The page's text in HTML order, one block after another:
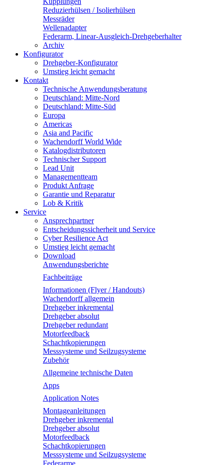
Reduzierhülsen / Isolierhülsen
Messräder
Wellenadapter
Federarm, Linear-Ausgleich-Drehgeberhalter
Archiv
Konfigurator
Drehgeber-Konfigurator
Umstieg leicht gemacht
Kontakt
Technische Anwendungsberatung
Deutschland: Mitte-Nord
Deutschland: Mitte-Süd
Europa
Americas
Asia and Pacific
Wachendorff World Wide
Katalogdistributoren
Technischer Support
Lead Unit
Managementteam
Produkt Anfrage
Garantie und Reparatur
Lob & Kritik
Service
Ansprechpartner
Entscheidungssicherheit und Service
Cyber Resilience Act
Umstieg leicht gemacht
Download
Anwendungsberichte
Fachbeiträge
Informationen (Flyer / Handouts)
Wachendorff allgemein
Drehgeber inkremental
Drehgeber absolut
Drehgeber redundant
Motorfeedback
Schachtkopierungen
Messsysteme und Seilzugsysteme
Zubehör
Allgemeine technische Daten
Apps
Application Notes
Montageanleitungen
Drehgeber inkremental
Drehgeber absolut
Motorfeedback
Schachtkopierungen
Messsysteme und Seilzugsysteme
Federarme